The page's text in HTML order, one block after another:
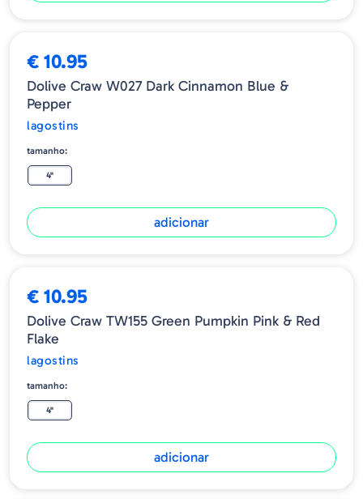
€ 10.95
Dolive Craw W027 Dark Cinnamon Blue &
Pepper
lagostins
tamanho:
4"
adicionar
€ 10.95
Dolive Craw TW155 Green Pumpkin Pink & Red
Flake
lagostins
tamanho:
4"
adicionar